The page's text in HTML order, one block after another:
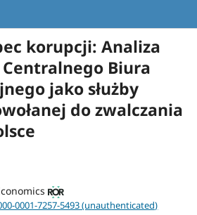
korupcji: Analiza
Biura
jako służby
do zwalczania
0001-7257-5493 (unauthenticated)